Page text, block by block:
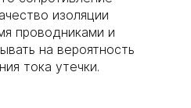
изоляции
проводниками и
на вероятность
тока утечки.